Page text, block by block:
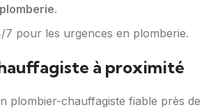
.
7 pour les urgences en plomberie.
à proximité
plombier-chauffagiste fiable près de